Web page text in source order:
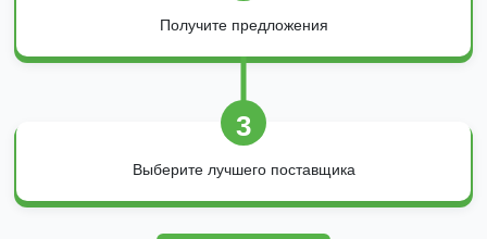
Получите предложения
3
Выберите лучшего поставщика